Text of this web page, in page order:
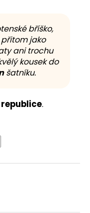
bříško,
jako
ani trochu
kousek do
šatníku.
republice.